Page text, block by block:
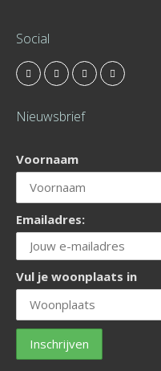
Social
Nieuwsbrief
Voornaam
Emailadres:
Vul je woonplaats in